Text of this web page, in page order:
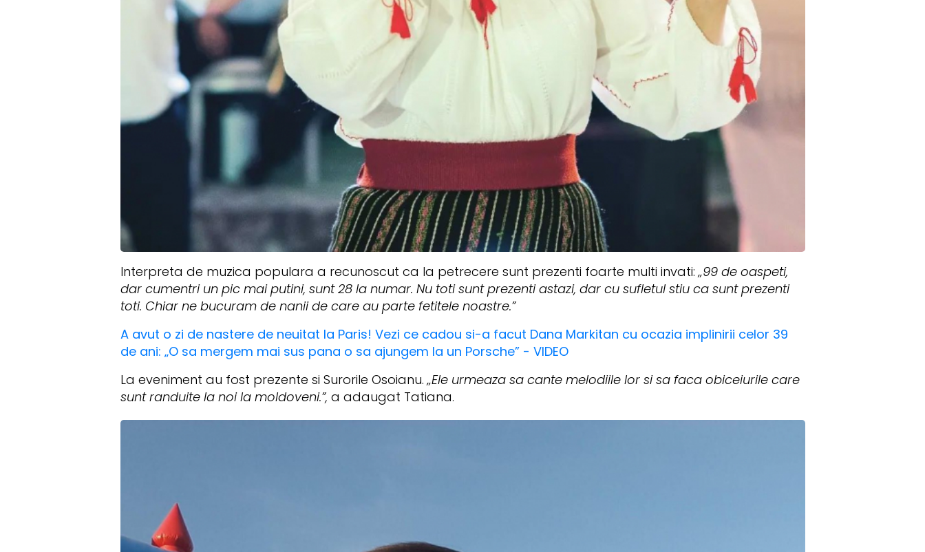
Interpreta de muzica populara a recunoscut ca la petrecere sunt prezenti foarte multi invati:„99 de oaspeti,
dar cumentri un pic mai putini, sunt 28 la numar. Nu toti sunt prezenti astazi, dar cu sufletul stiu ca sunt prezenti
toti. Chiar ne bucuram de nanii de care au parte fetitele noastre.”
A avut o zi de nastere de neuitat la Paris! Vezi ce cadou si-a facut Dana Markitan cu ocazia implinirii celor 39
de ani: „O sa mergem mai sus pana o sa ajungem la un Porsche” - VIDEO
La eveniment au fost prezente si Surorile Osoianu.„Ele urmeaza sa cante melodiile lor si sa faca obiceiurile care
sunt randuite la noi la moldoveni.”, a adaugat Tatiana.